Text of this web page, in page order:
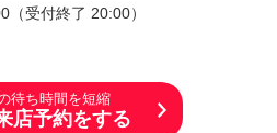
受付終了 20:00）
待ち時間を短縮
店予約をする